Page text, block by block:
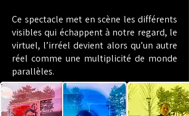
Ce spectacle met en scène les différents
visibles qui échappent à notre regard, le
virtuel, l’irréel devient alors qu’un autre
réel comme une multiplicité de monde
parallèles.